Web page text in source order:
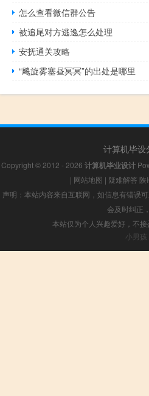
怎么查看微信群公告
被追尾对方逃逸怎么处理
安抚通关攻略
“飚旋雾塞昼冥冥”的出处是哪里
计算机毕设
Copyright © 2012 - 2026 计算机毕业设计
| 网站地图 | 疑难解答 陕
声明：本站内容来自互联网，如信息有错误
会及时纠正
本站仅为个人兴趣爱好，不
小男孩